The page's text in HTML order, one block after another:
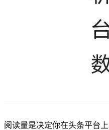
阅读量是决定你在头条平台